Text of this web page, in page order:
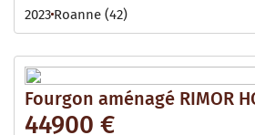
2023 Roanne (42)
Fourgon aménagé RIMOR
44900 €